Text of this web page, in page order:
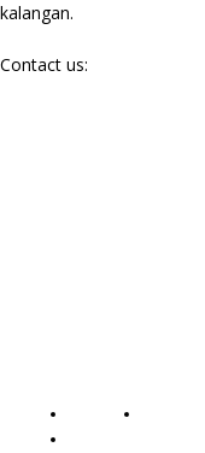
kalangan.
Contact us: